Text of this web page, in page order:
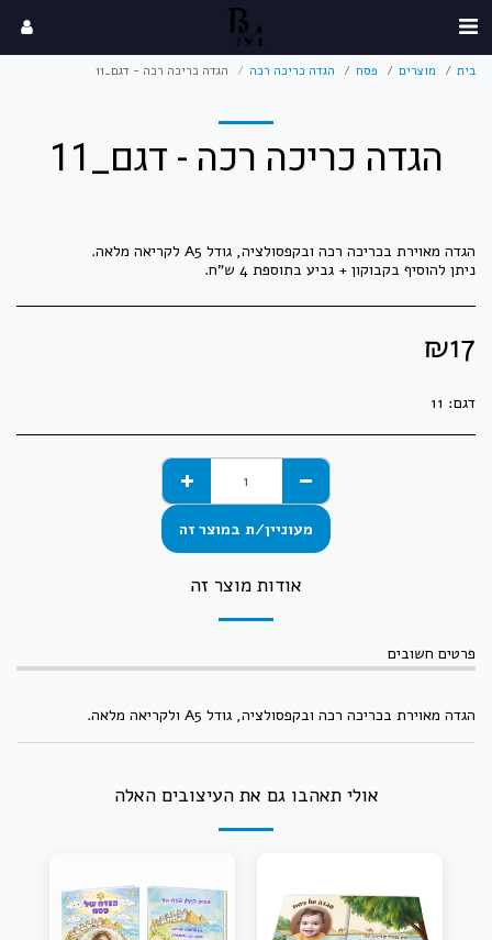
בית מוצרים פסח הגדה כריכה רכה הגדה כריכה רכה - דגם_11
הגדה כריכה רכה - דגם_11
ניתן להוסיף בקבוקון + גביע בתוספת 4 ש"ח.
₪17
דגם: 11
מעוניין/ת במוצר זה
אודות מוצר זה
פרטים חשובים
הגדה מאוירת בכריכה רכה ובקפסולציה, גודל A5 ולקריאה מלאה.
אולי תאהבו גם את העיצובים האלה